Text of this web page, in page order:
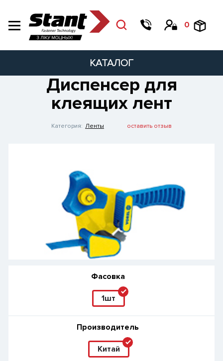
0
КАТАЛОГ
Диспенсер для
клеящих лент
Категория: Ленты оставить отзыв
Фасовка
1шт
Производитель
Китай